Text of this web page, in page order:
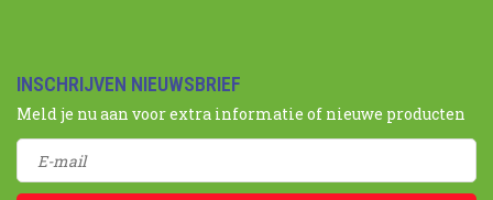
INSCHRIJVEN NIEUWSBRIEF
Meld je nu aan voor extra informatie of nieuwe producten